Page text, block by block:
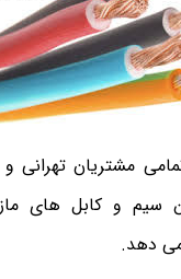
تمامی مشتریان
سیم و کابل های
دهد.